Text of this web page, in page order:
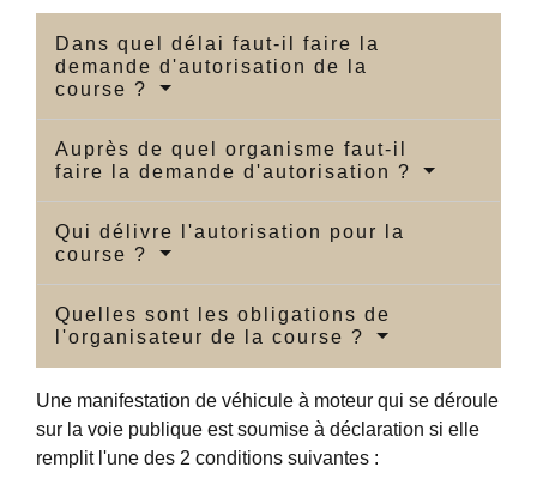
Dans quel délai faut-il faire la
demande d'autorisation de la
course ?
Auprès de quel organisme faut-il
faire la demande d'autorisation ?
Qui délivre l'autorisation pour la
course ?
Quelles sont les obligations de
l'organisateur de la course ?
Une manifestation de véhicule à moteur qui se déroule
sur la voie publique est soumise à déclaration si elle
remplit l'une des 2 conditions suivantes :